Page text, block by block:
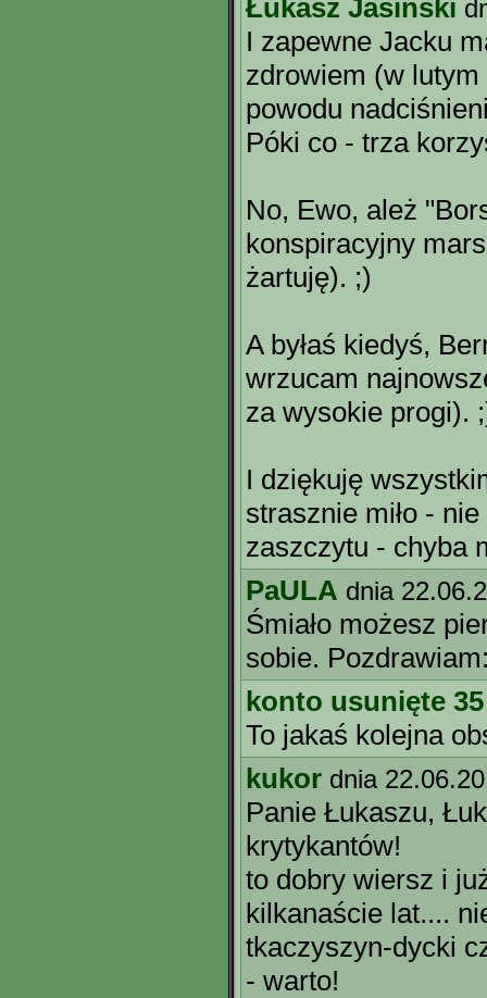
Łukasz Jasiński
I zapewne Jacku
zdrowiem (w lutym
powodu
Póki co - trza
No, Ewo, ależ
konspiracyjny
żartuję). ;)
A byłaś kiedyś,
wrzucam
za wysokie progi).
I dziękuję
strasznie miło -
zaszczytu - chyba
PaULA dnia
Śmiało możesz
sobie.
konto usunięte 35
To jakaś kolejna
kukor dnia
Panie Łukaszu,
krytykantów!
to dobry wiersz i
kilkanaście lat....
tkaczyszyn-dycki
- warto!